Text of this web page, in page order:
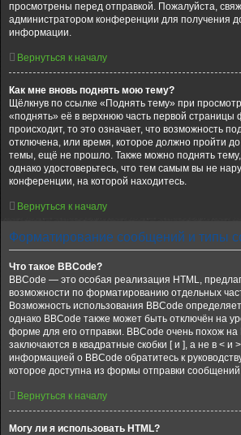
просмотрены перед отправкой. Пожалуйста,
администратором конференции для получения
информации.
Вернуться к началу
Как мне вновь поднять мою тему?
Щёлкнув по ссылке «Поднять тему» при
«поднять» её в верхнюю часть первой страницы
происходит, то это означает, что возможность
отключена, или время, которое должно пройти
темы, ещё не прошло. Также можно поднять тему,
однако удостоверьтесь, что тем самым вы не
конференции, на которой находитесь.
Вернуться к началу
Форматирование сообщений и типы
Что такое BBCode?
BBCode — это особая реализация HTML,
возможности по форматированию отдельных
Возможность использования BBCode
однако BBCode также может быть отключён на
форме для его отправки. BBCode очень похож на
заключаются в квадратные скобки [ и ], а не в < и
информацией о BBCode обратитесь к
которое доступна из формы отправки
Вернуться к началу
Могу ли я использовать HTML?